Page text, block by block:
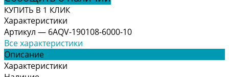
КУПИТЬ В 1 КЛИК
Характеристики
Артикул — 6AQV-190108-6000-10
Все характеристики
Описание
Характеристики